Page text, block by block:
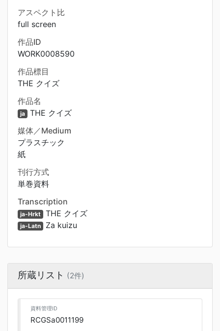
アスペクト比
full screen
作品ID
WORK0008590
作品標目
THE クイズ
作品名
ja THE クイズ
媒体／Medium
プラスチック
紙
刊行方式
単巻資料
Transcription
ja-Hrkt THE クイズ
ja-Latn Za kuizu
所蔵リスト (2件)
資料管理ID
RCGSa0011199